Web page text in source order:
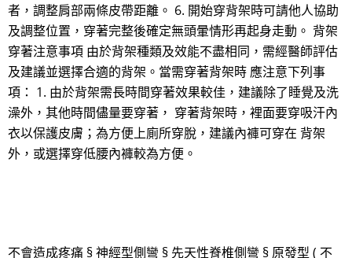
者，調整肩部兩條皮帶距離。 6. 開始穿背架時可請他人協助
及調整位置，穿著完整後確定無頭暈情形再起身走動。 背架
穿著注意事項 由於背架種類及效能不盡相同，需經醫師評估
及建議並選擇合適的背架。當需穿著背架時 應注意下列事
項： 1. 由於背架需長時間穿著效果較佳，建議除了睡覺及洗
澡外，其他時間儘量要穿著， 穿著背架時，裡面要穿吸汗內
衣以保護皮膚；為方便上廁所穿脫，建議內褲可穿在 背架
外，或選擇穿低腰內褲較為方便。
不會造成疼痛 § 神經型側彎 § 先天性脊椎側彎 § 原發型 ( 不